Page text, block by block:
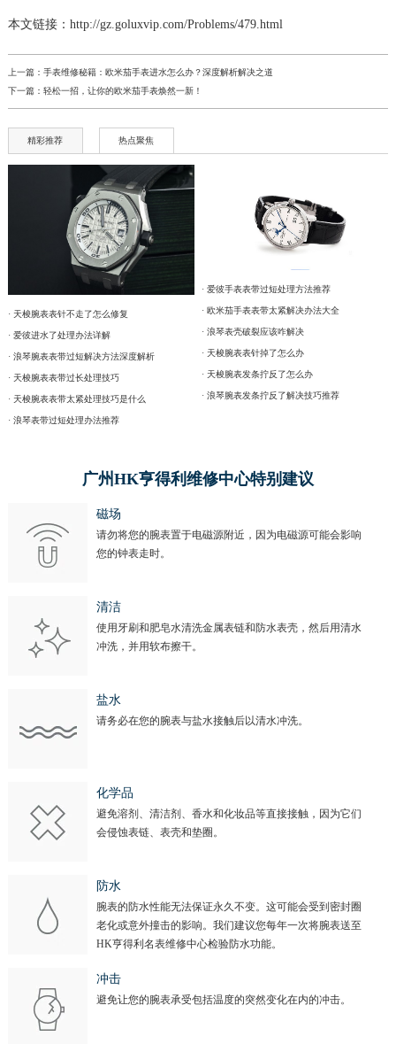
本文链接：http://gz.goluxvip.com/Problems/479.html
上一篇： 手表维修秘籍：欧米茄手表进水怎么办？深度解析解决之道
下一篇： 轻松一招，让你的欧米茄手表焕然一新！
精彩推荐 热点聚焦
· 天梭腕表表针不走了怎么修复
· 爱彼进水了处理办法详解
· 浪琴腕表表带过短解决方法深度解析
· 天梭腕表表带过长处理技巧
· 天梭腕表表带太紧处理技巧是什么
· 浪琴表带过短处理办法推荐
· 爱彼手表表带过短处理方法推荐
· 欧米茄手表表带太紧解决办法大全
· 浪琴表壳破裂应该咋解决
· 天梭腕表表针掉了怎么办
· 天梭腕表发条拧反了怎么办
· 浪琴腕表发条拧反了解决技巧推荐
广州HK亨得利维修中心特别建议
磁场
请勿将您的腕表置于电磁源附近，因为电磁源可能会影响
您的钟表走时。
清洁
使用牙刷和肥皂水清洗金属表链和防水表壳，然后用清水
冲洗，并用软布擦干。
盐水
请务必在您的腕表与盐水接触后以清水冲洗。
化学品
避免溶剂、清洁剂、香水和化妆品等直接接触，因为它们
会侵蚀表链、表壳和垫圈。
防水
腕表的防水性能无法保证永久不变。这可能会受到密封圈
老化或意外撞击的影响。我们建议您每年一次将腕表送至
HK亨得利名表维修中心检验防水功能。
冲击
避免让您的腕表承受包括温度的突然变化在内的冲击。